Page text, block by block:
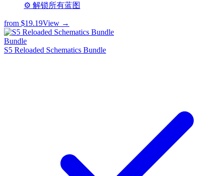
⚙️ 解锁所有蓝图
from $19.19View →
Bundle
S5 Reloaded Schematics Bundle